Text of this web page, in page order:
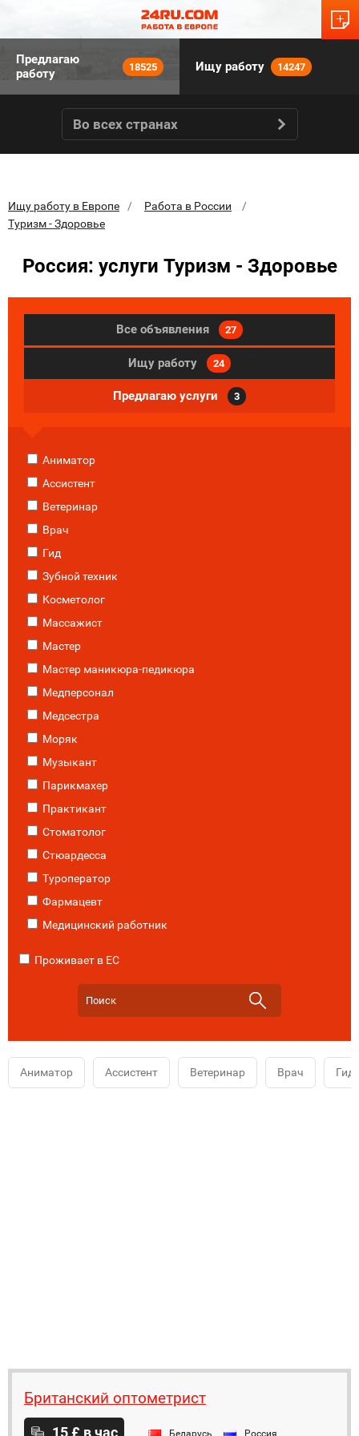
Предлагаю
работу
18525 Ищу работу 14247
Во всех странах
Ищу работу в Европе
Работа в России
Туризм - Здоровье
Россия: услуги Туризм - Здоровье
Все объявления 27
Ищу работу 24
Предлагаю услуги 3
Аниматор
Ассистент
Ветеринар
Врач
Гид
Зубной техник
Косметолог
Массажист
Мастер
Мастер маникюра-педикюра
Медперсонал
Медсестра
Моряк
Музыкант
Парикмахер
Практикант
Стоматолог
Стюардесса
Туроператор
Фармацевт
Медицинский работник
Проживает в ЕС
Аниматор Ассистент Ветеринар Врач Гид
Британский оптометрист
15 £ в час Беларусь Россия